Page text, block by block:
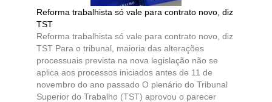
Reforma trabalhista só vale para contrato novo, diz
TST
Reforma trabalhista só vale para contrato novo, diz
TST Para o tribunal, maioria das alterações
processuais prevista na nova legislação não se
aplica aos processos iniciados antes de 11 de
novembro do ano passado O plenário do Tribunal
Superior do Trabalho (TST) aprovou o parecer